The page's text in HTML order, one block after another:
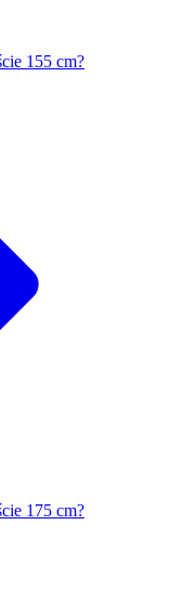
155 cm?
175 cm?